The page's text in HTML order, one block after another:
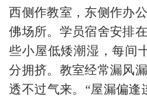
西侧作教室，东侧作办
佛场所。学员宿舍安排
些小屋低矮潮湿，每间
分拥挤。教室经常漏风
透不过气来。“屋漏偏逢